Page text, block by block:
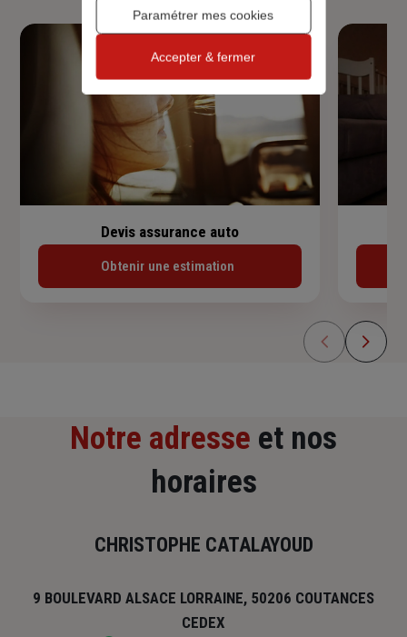
Devis assurance auto
Obtenir une estimation
Notre adresse et nos
horaires
CHRISTOPHE CATALAYOUD
9 BOULEVARD ALSACE LORRAINE, 50206 COUTANCES
CEDEX
Paramétrer mes cookies
Accepter & fermer